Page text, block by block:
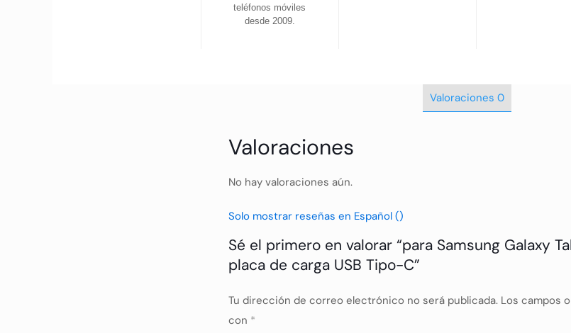
teléfonos móviles
desde 2009.
Valoraciones 0
Valoraciones
No hay valoraciones aún.
Solo mostrar reseñas en Español ()
Sé el primero en valorar “para Samsung Galaxy
placa de carga USB Tipo-C”
Tu dirección de correo electrónico no será publicada. Los campos
con *